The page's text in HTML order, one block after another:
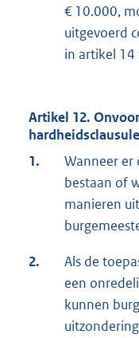
€ 10.000,
uitgevoerd
in artikel 14
Artikel 12.
hardheidsclausule
1.
Wanneer
bestaan of
manieren
2.
Als de
een
kunnen